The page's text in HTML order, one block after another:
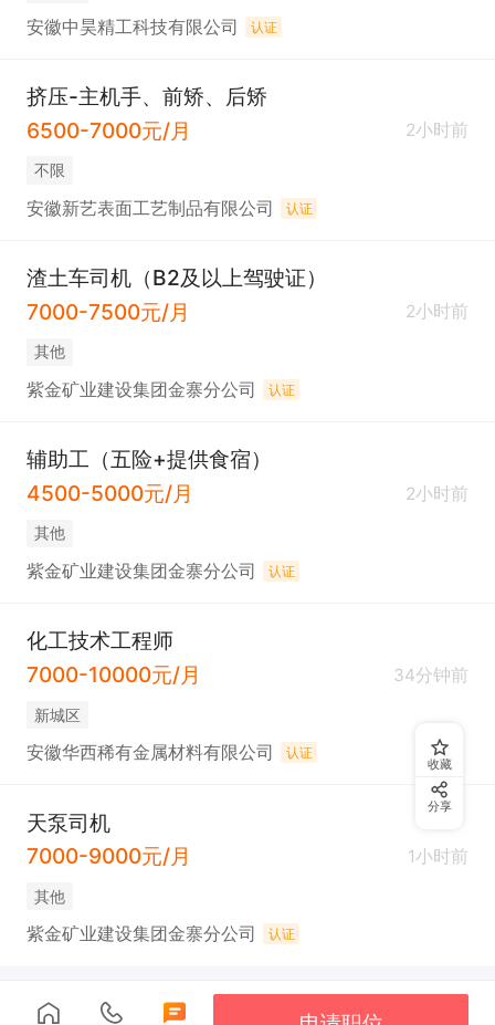
安徽中昊精工科技有限公司 认证
挤压-主机手、前矫、后矫
6500-7000元/月
2小时前
不限
安徽新艺表面工艺制品有限公司 认证
渣土车司机（B2及以上驾驶证）
7000-7500元/月
2小时前
其他
紫金矿业建设集团金寨分公司 认证
辅助工（五险+提供食宿）
4500-5000元/月
2小时前
其他
紫金矿业建设集团金寨分公司 认证
化工技术工程师
7000-10000元/月
34分钟前
新城区
安徽华西稀有金属材料有限公司 认证
天泵司机
7000-9000元/月
1小时前
其他
紫金矿业建设集团金寨分公司 认证
收藏
分享